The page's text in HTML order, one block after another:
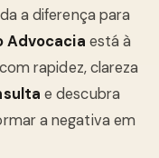
a diferença para
Advocacia está à
rapidez, clareza
e descubra
a negativa em